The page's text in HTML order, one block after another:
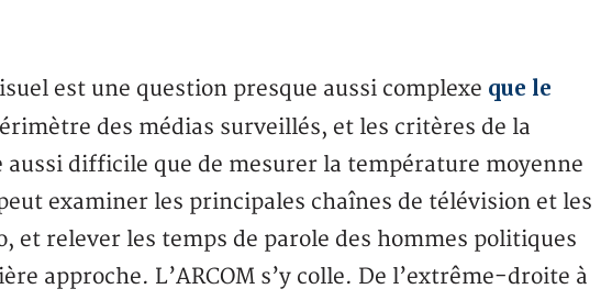
est une question presque aussi complexe que le
des médias surveillés, et les critères de la
aussi difficile que de mesurer la température moyenne
examiner les principales chaînes de télévision et les
et relever les temps de parole des hommes politiques
approche. L’ARCOM s’y colle. De l’extrême-droite à